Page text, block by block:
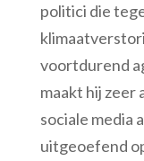
politici die
voortdurend
maakt hij zeer
sociale media
uitgeoefend